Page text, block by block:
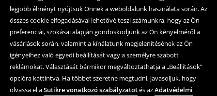
legjobb élményt nyújtsuk Önnek a weboldalunk használata során. Az
összes cookie elfogadásával lehetővé teszi számunkra, hogy az Ön
preferenciái, szokásai alapján gondoskodjunk az Ön kényelméről a
vásárlások során, valamint a kínálatunk megjelenítésének az Ön
igényeihez való egyedi beállítását vagy a személyre szabott
reklámokat. Választását bármikor megváltoztathatja a „Beállítások”
opcióra kattintva. Ha többet szeretne megtudni, javasoljuk, hogy
olvassa el aSütikre vonatkozó szabályzatotés azAdatvédelmi